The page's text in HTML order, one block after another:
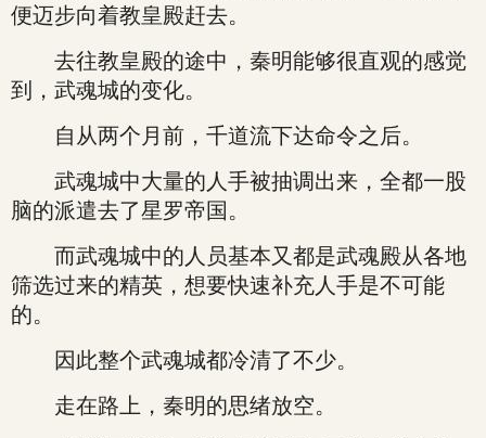
便迈步向着教皇殿赶去。
去往教皇殿的途中，秦明能够很直观的感觉
到，武魂城的变化。
自从两个月前，千道流下达命令之后。
武魂城中大量的人手被抽调出来，全都一股
脑的派遣去了星罗帝国。
而武魂城中的人员基本又都是武魂殿从各地
筛选过来的精英，想要快速补充人手是不可能
的。
因此整个武魂城都冷清了不少。
走在路上，秦明的思绪放空。